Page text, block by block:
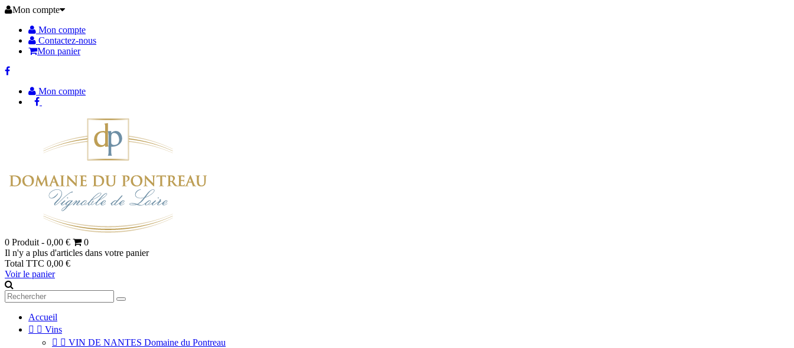
Mon compte
Mon compte
Contactez-nous
Mon panier
Mon compte
0 Produit - 0,00 €
0
Il n'y a plus d'articles dans votre panier
Total TTC 0,00 €
Voir le panier
Accueil
  Vins
  VIN DE NANTES Domaine du Pontreau